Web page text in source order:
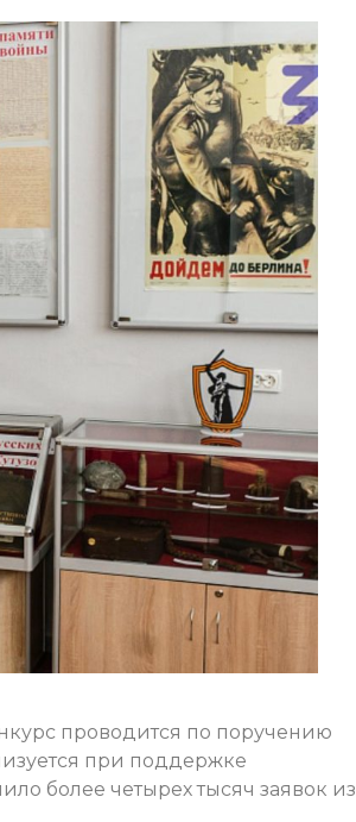
проводится по поручению
при поддержке
более четырех тысяч заявок из